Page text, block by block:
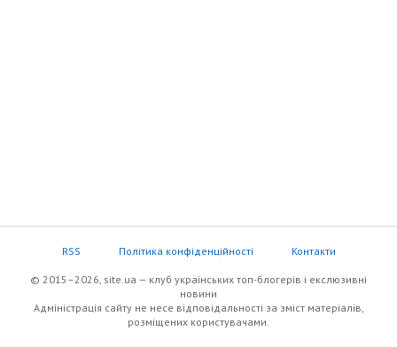
RSS Політика конфіденційності Контакти
© 2015–2026, site.ua — клуб українських топ-блогерів i екслюзивнi
новини
Адміністрація сайту не несе відповідальності за зміст матеріалів,
розміщених користувачами.